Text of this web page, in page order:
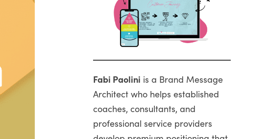
Fabi Paolini is a Brand Message
Architect who helps established
coaches, consultants, and
professional service providers